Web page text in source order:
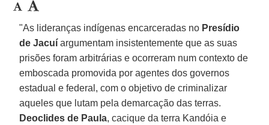
"As lideranças indígenas encarceradas no Presídio
de Jacuí argumentam insistentemente que as suas
prisões foram arbitrárias e ocorreram num contexto de
emboscada promovida por agentes dos governos
estadual e federal, com o objetivo de criminalizar
aqueles que lutam pela demarcação das terras.
Deoclides de Paula, cacique da terra Kandóia e